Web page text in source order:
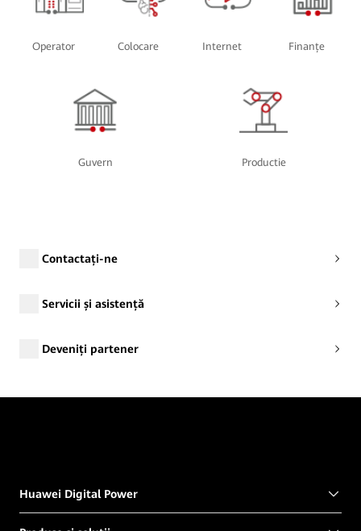
Operator Colocare Internet Finanțe
Guvern Productie
Contactați-ne
Servicii și asistență
Deveniți partener
Huawei Digital Power